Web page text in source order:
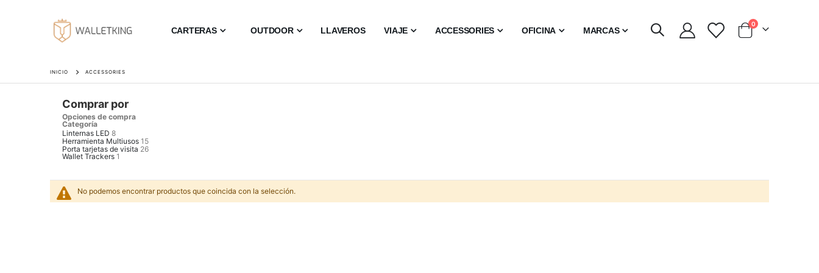
CARTERAS OUTDOOR LLAVEROS VIAJE ACCESSORIES OFICINA MARCAS Carro
0artículos
INICIO ACCESSORIES
Comprar por
Opciones de compra
Categoría
Linternas LED 8
Herramienta Multiusos 15
Porta tarjetas de visita 26
Wallet Trackers 1
No podemos encontrar productos que coincida con la selección.